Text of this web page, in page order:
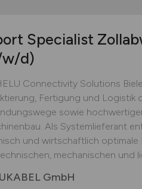
Specialist
d)
Connectivity Solutions
Fertigung und Logistik
sowie
Als Systemlieferant
und wirtschaftlich optimale
mechanischen und
GmbH